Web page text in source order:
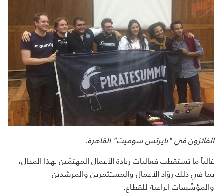
الفائزون في "بايرتس سوميت" القاهرة.
غالباً ما تستقطب فعاليات ريادة الأعمال المهتمّين بهذا المجال،
بما في ذلك روّاد الأعمال والمستثمِرين والمرشدين
والمؤسَّسات الراعية للقطاع.